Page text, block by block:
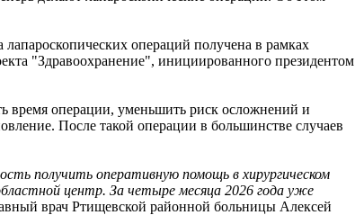
операций получена в рамках
"Здравоохранение", инициированного президентом
время операции, уменьшить риск осложнений и
После такой операции в большинстве случаев
получить оперативную помощь в хирургическом
центр. За четыре месяца 2026 года уже
врач Ртищевской районной больницы Алексей